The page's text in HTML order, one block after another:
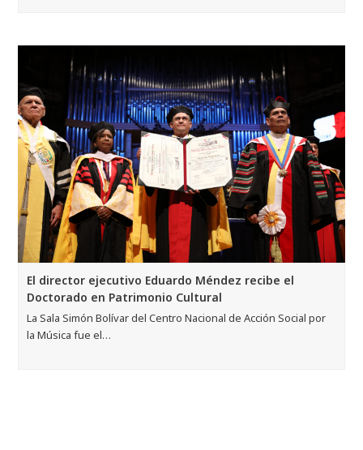
El director ejecutivo Eduardo Méndez recibe el
Doctorado en Patrimonio Cultural
La Sala Simón Bolívar del Centro Nacional de Acción Social por
la Música fue el…